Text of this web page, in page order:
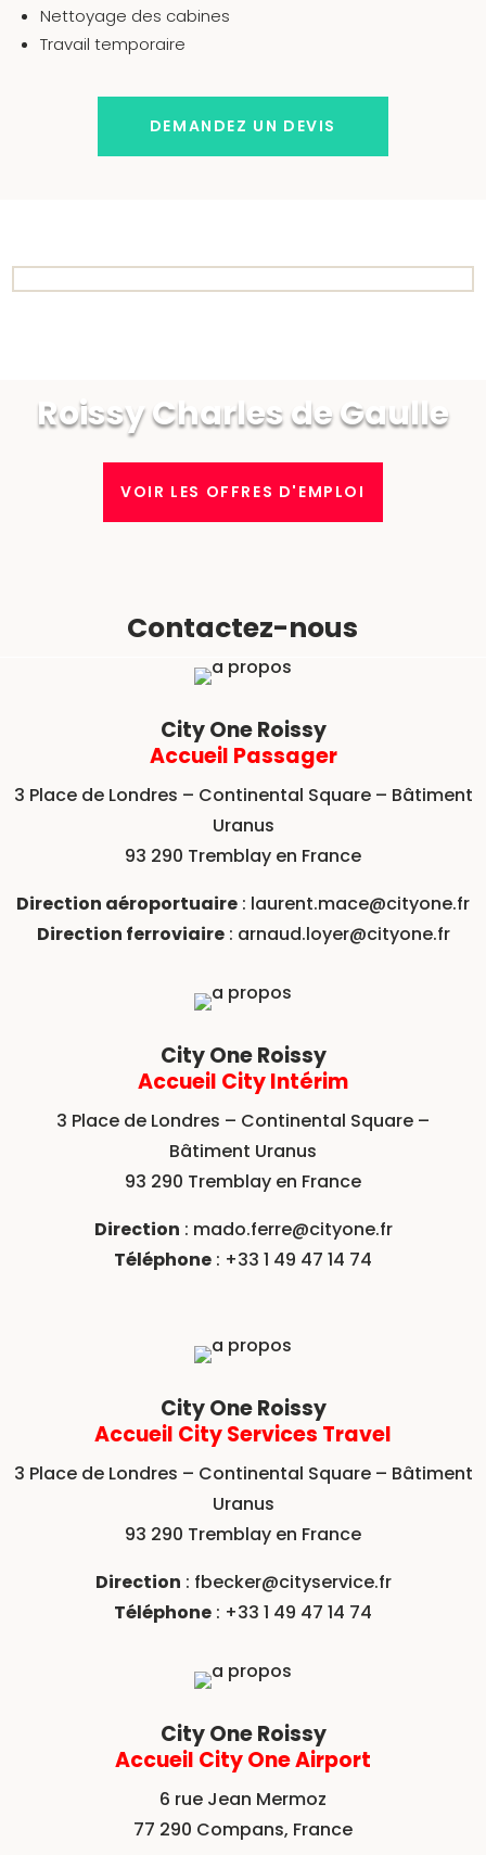
Nettoyage des cabines
Travail temporaire
DEMANDEZ UN DEVIS
Roissy Charles de Gaulle
VOIR LES OFFRES D'EMPLOI
Contactez-nous
City One Roissy
Accueil Passager
3 Place de Londres – Continental Square – Bâtiment
Uranus
93 290 Tremblay en France
Direction aéroportuaire : laurent.mace@cityone.fr
Direction ferroviaire: arnaud.loyer@cityone.fr
City One Roissy
Accueil City Intérim
3 Place de Londres – Continental Square –
Bâtiment Uranus
93 290 Tremblay en France
Direction : mado.ferre@cityone.fr
Téléphone : +33 1 49 47 14 74
City One Roissy
Accueil City Services Travel
3 Place de Londres – Continental Square – Bâtiment
Uranus
93 290 Tremblay en France
Direction : fbecker@cityservice.fr
Téléphone : +33 1 49 47 14 74
City One Roissy
Accueil City One Airport
6 rue Jean Mermoz
77 290 Compans, France